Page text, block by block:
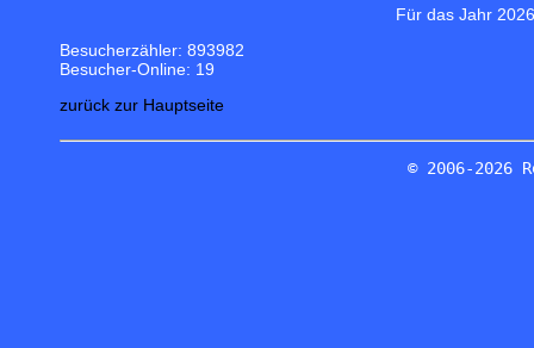
Für das Jahr
Besucherzähler: 893982
Besucher-Online: 19
zurück zur Hauptseite
© 2006-2026